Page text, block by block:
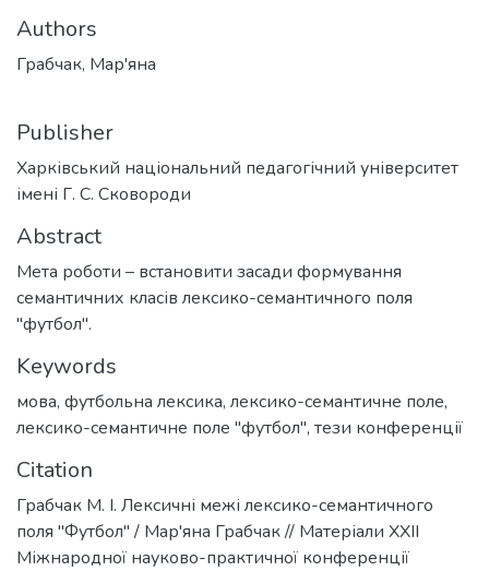
Authors
Грабчак, Мар'яна
Publisher
Харківський національний педагогічний університет
імені Г. С. Сковороди
Abstract
Мета роботи – встановити засади формування
семантичних класів лексико-семантичного поля
"футбол".
Keywords
мова, футбольна лексика, лексико-семантичне поле,
лексико-семантичне поле "футбол", тези конференції
Citation
Грабчак М. І. Лексичні межі лексико-семантичного
поля "Футбол" / Мар'яна Грабчак // Матеріали ХХІІ
Міжнародної науково-практичної конференції